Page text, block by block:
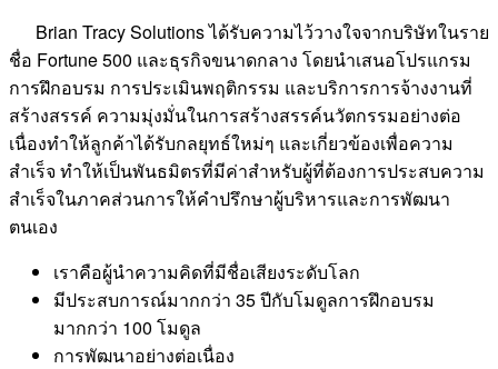
Brian Tracy Solutions ได้รับความไว้วางใจจากบริษัทในราย
ชื่อ Fortune 500 และธุรกิจขนาดกลาง โดยนำเสนอโปรแกรม
การฝึกอบรม การประเมินพฤติกรรม และบริการการจ้างงานที่
สร้างสรรค์ ความมุ่งมั่นในการสร้างสรรค์นวัตกรรมอย่างต่อ
เนื่องทำให้ลูกค้าได้รับกลยุทธ์ใหม่ๆ และเกี่ยวข้องเพื่อความ
สำเร็จ ทำให้เป็นพันธมิตรที่มีค่าสำหรับผู้ที่ต้องการประสบความ
สำเร็จในภาคส่วนการให้คำปรึกษาผู้บริหารและการพัฒนา
ตนเอง
เราคือผู้นำความคิดที่มีชื่อเสียงระดับโลก
มีประสบการณ์มากกว่า 35 ปีกับโมดูลการฝึกอบรม
มากกว่า 100 โมดูล
การพัฒนาอย่างต่อเนื่อง